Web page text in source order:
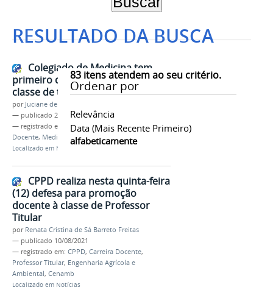
RESULTADO DA BUSCA
83itens atendem ao seu critério.
Ordenar por
Relevância
Data (mais Recente Primeiro)
alfabeticamente
Colegiado de Medicina tem
primeiro docente promovido à
classe de titular
por Juciane de Jesus Aleixo
— publicado 22/05/2023
— registrado em:
CPPD, Professor Titular,Carreira
Docente, Medicina
Localizado em Notícias
CPPD realiza nesta quinta-feira
(12) defesa para promoção
docente à classe de Professor
Titular
por Renata Cristina de Sá Barreto Freitas
— publicado 10/08/2021
— registrado em: CPPD, Carreira Docente,
Professor Titular, Engenharia Agrícola e
Ambiental, Cenamb
Localizado em Notícias